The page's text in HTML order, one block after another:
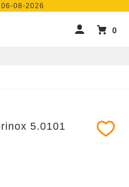
06-08-2026
0